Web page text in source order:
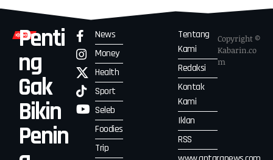
Penti
ng
Gak
Bikin
Penin
News
Money
Health
Sport
Seleb
Foodies
Trip
Tentang
Kami
Redaksi
Kontak
Kami
Iklan
RSS
Copyright ©
Kabarin.co
m